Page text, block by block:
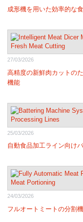
成形機を用いた効率的な
27/03/2026
高精度の新鮮肉カットの
機能
25/03/2026
自動食品加工ライン向け
24/03/2026
フルオートミートの分割